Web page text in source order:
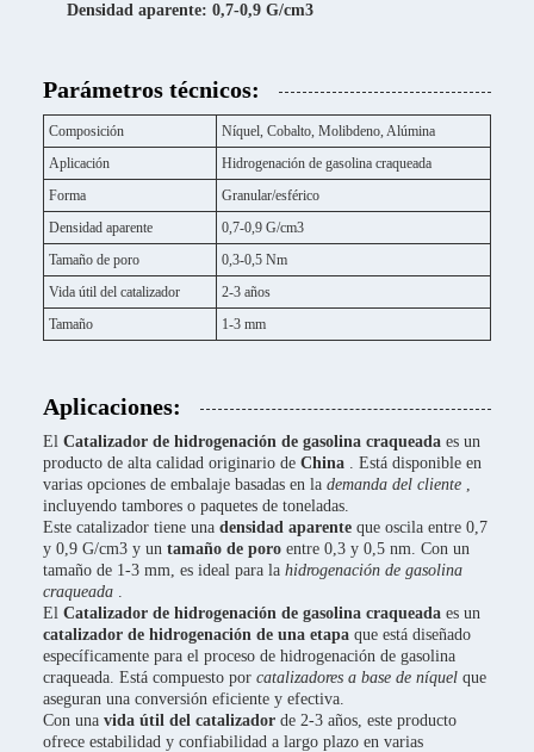
Densidad aparente: 0,7-0,9 G/cm3
Parámetros técnicos:
Composición
Níquel, Cobalto, Molibdeno, Alúmina
Aplicación
Hidrogenación de gasolina craqueada
Forma
Granular/esférico
Densidad aparente
0,7-0,9 G/cm3
Tamaño de poro
0,3-0,5 Nm
Vida útil del catalizador
2-3 años
Tamaño
1-3 mm
Aplicaciones:
El Catalizador de hidrogenación de gasolina craqueada es un
producto de alta calidad originario de China . Está disponible en
varias opciones de embalaje basadas en la demanda del cliente ,
incluyendo tambores o paquetes de toneladas.
Este catalizador tiene una densidad aparente que oscila entre 0,7
y 0,9 G/cm3 y un tamaño de poro entre 0,3 y 0,5 nm. Con un
tamaño de 1-3 mm, es ideal para la hidrogenación de gasolina
craqueada .
El Catalizador de hidrogenación de gasolina craqueada es un
catalizador de hidrogenación de una etapa que está diseñado
específicamente para el proceso de hidrogenación de gasolina
craqueada. Está compuesto por catalizadores a base de níquel que
aseguran una conversión eficiente y efectiva.
Con una vida útil del catalizador de 2-3 años, este producto
ofrece estabilidad y confiabilidad a largo plazo en varias